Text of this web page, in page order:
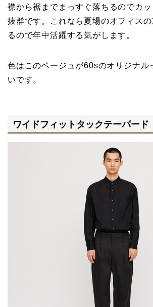
襟から裾までまっすぐ落ちるのでカ
抜群です。これなら夏場のオフィス
るので年中活躍する気がします。
色はこのベージュが60sのオリジナル
いです。
ワイドフィットタックテーパード